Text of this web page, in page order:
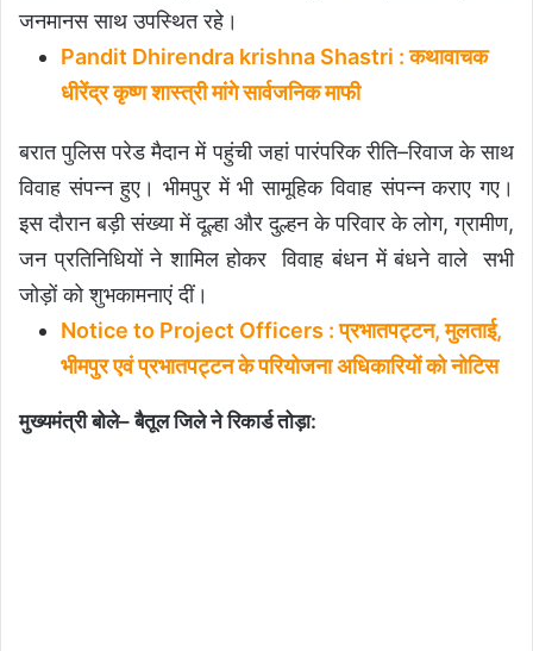
जनमानस साथ उपस्थित रहे।
Pandit Dhirendra krishna Shastri : कथावाचक
धीरेंद्र कृष्ण शास्त्री मांगे सार्वजनिक माफी
बरात पुलिस परेड मैदान में पहुंची जहां पारंपरिक रीति–रिवाज के साथ
विवाह संपन्न हुए। भीमपुर में भी सामूहिक विवाह संपन्न कराए गए।
इस दौरान बड़ी संख्या में दूल्हा और दुल्हन के परिवार के लोग, ग्रामीण,
जन प्रतिनिधियों ने शामिल होकर विवाह बंधन में बंधने वाले सभी
जोड़ों को शुभकामनाएं दीं।
Notice to Project Officers : प्रभातपट्टन, मुलताई,
भीमपुर एवं प्रभातपट्टन के परियोजना अधिकारियों को नोटिस
मुख्यमंत्री बोले– बैतूल जिले ने रिकार्ड तोड़ा: